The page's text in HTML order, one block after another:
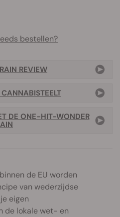
bestellen?
REVIEW
DE ONE-HIT-WONDER
de EU worden
van wederzijdse
eigen
de lokale wet- en